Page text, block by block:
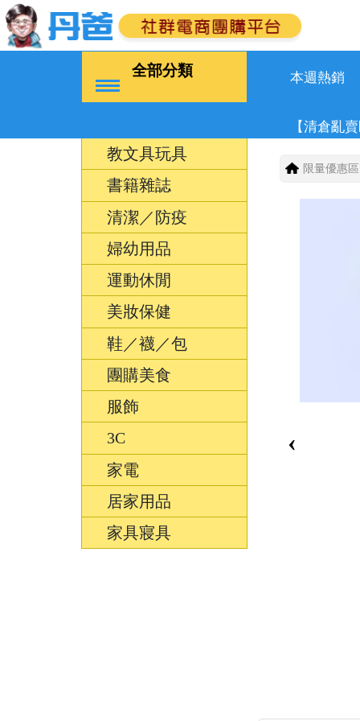
全部分類 本週熱銷
【清倉亂
教文具玩具
書籍雜誌
清潔／防疫
婦幼用品
運動休閒
美妝保健
鞋／襪／包
團購美食
服飾
3C
家電
居家用品
家具寢具
限量優惠區
‹